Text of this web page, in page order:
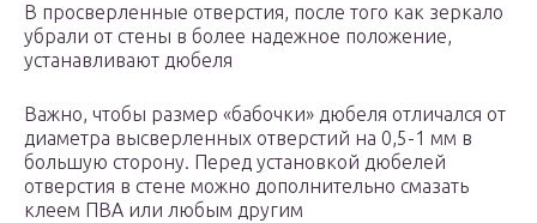
В просверленные отверстия, после того как зеркало
убрали от стены в более надежное положение,
устанавливают дюбеля
Важно, чтобы размер «бабочки» дюбеля отличался от
диаметра высверленных отверстий на 0,5-1 мм в
большую сторону. Перед установкой дюбелей
отверстия в стене можно дополнительно смазать
клеем ПВА или любым другим